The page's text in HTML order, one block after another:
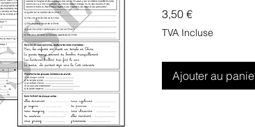
3,50 €Prix
TVA Incluse
Ajouter au